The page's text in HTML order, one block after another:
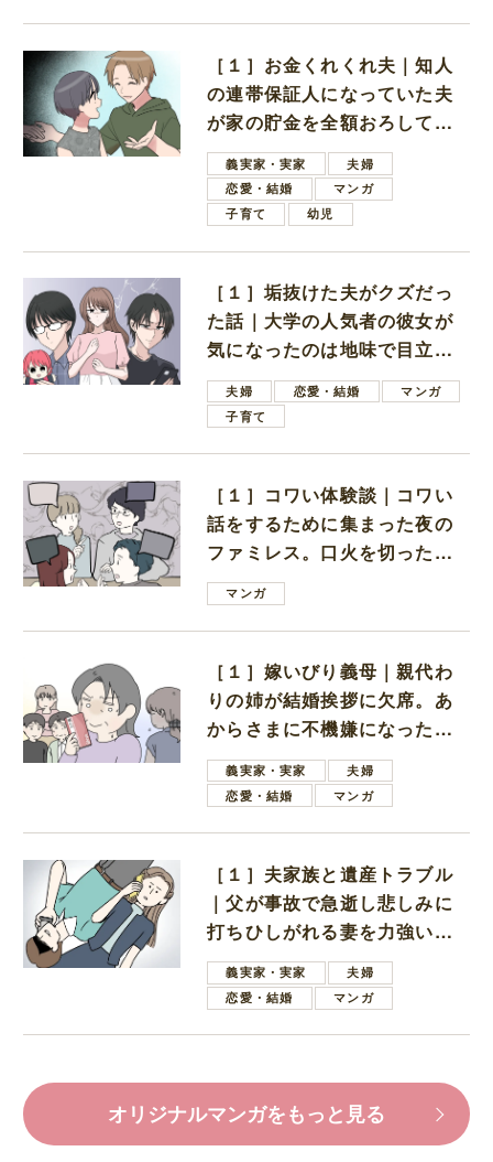
［１］お金くれくれ夫｜知人
の連帯保証人になっていた夫
が家の貯金を全額おろしてほ
しいと言ってきた
義実家・実家
夫婦
恋愛・結婚
マンガ
子育て
幼児
［１］垢抜けた夫がクズだっ
た話｜大学の人気者の彼女が
気になったのは地味で目立た
ない男子学生
夫婦 恋愛・結婚
マンガ
子育て
［１］コワい体験談｜コワい
話をするために集まった夜の
ファミレス。口火を切ったの
は電車好きの男の子ママ
マンガ
［１］嫁いびり義母｜親代わ
りの姉が結婚挨拶に欠席。あ
からさまに不機嫌になった義
母義実家・実家
夫婦
恋愛・結婚
マンガ
［１］夫家族と遺産トラブル
｜父が事故で急逝し悲しみに
打ちひしがれる妻を力強い言
葉で励ます夫
義実家・実家
夫婦
恋愛・結婚
マンガ
オリジナルマンガをもっと見る